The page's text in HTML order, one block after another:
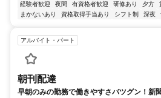
経験者歓迎
夜間 有資格者歓迎 研修あり 夕方
まかないあり
資格取得手当あり シフト制 深夜
アルバイト・パート
朝刊配達
早朝のみの勤務で働きやすさバツグン！新